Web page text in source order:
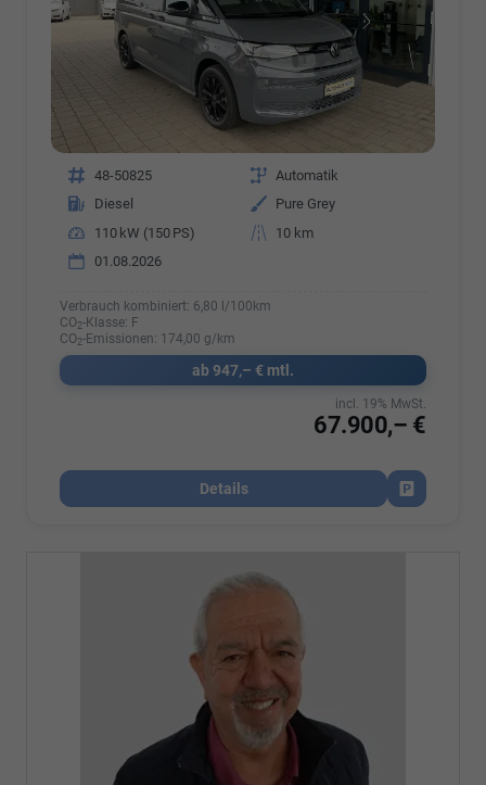
Fahrzeugnr. 48-50825 Getriebe Automatik
Kraftstoff
Diesel Außenfarbe
Pure Grey
Leistung
110 kW (150 PS) Kilometerstand
10 km
01.08.2026
Verbrauch kombiniert: 6,80 l/100km
CO2-Klasse: F
CO2-Emissionen: 174,00 g/km
ab 947,– € mtl.
67.900,– €
incl. 19% MwSt.
Details
Fahrzeug